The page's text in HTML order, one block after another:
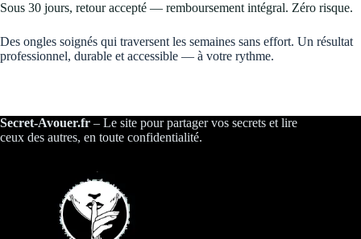
Sous 30 jours, retour accepté — remboursement intégral. Zéro risque.
Des ongles soignés qui traversent les semaines sans effort. Un résultat
professionnel, durable et accessible — à votre rythme.
Secret-Avouer.fr – Le site pour partager vos secrets et lire
ceux des autres, en toute confidentialité.